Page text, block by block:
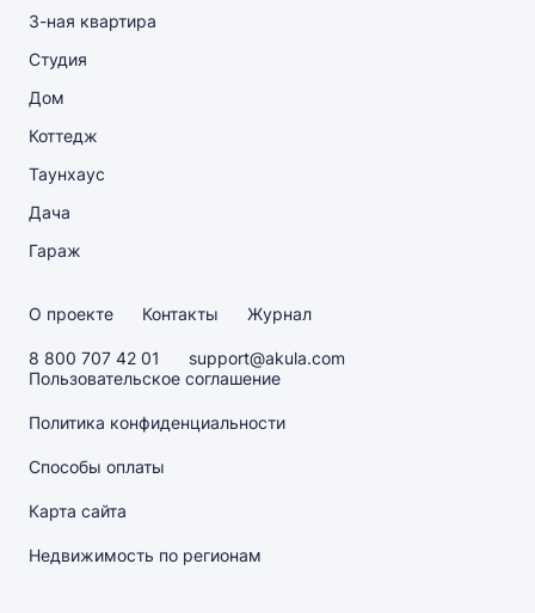
3-ная квартира
Студия
Дом
Коттедж
Таунхаус
Дача
Гараж
О проекте Контакты Журнал
8 800 707 42 01
support@akula.com
Пользовательское соглашение
Политика конфиденциальности
Способы оплаты
Карта сайта
Недвижимость по регионам